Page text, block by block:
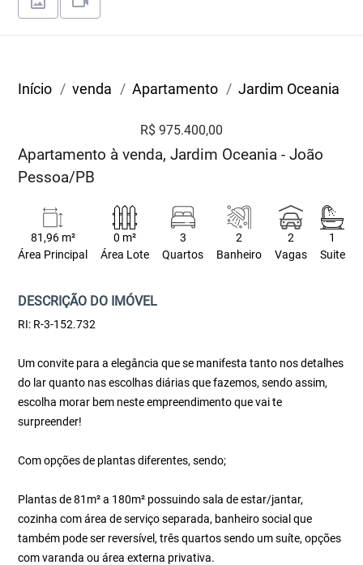
Início venda Apartamento Jardim Oceania
R$ 975.400,00
Apartamento à venda, Jardim Oceania - João
Pessoa/PB
81,96 m²
Área Principal
0 m²
Área Lote
3
Quartos
2
Banheiro
2
Vagas
1
Suite
DESCRIÇÃO DO IMÓVEL
RI: R-3-152.732
Um convite para a elegância que se manifesta tanto nos detalhes
do lar quanto nas escolhas diárias que fazemos, sendo assim,
escolha morar bem neste empreendimento que vai te
surpreender!
Com opções de plantas diferentes, sendo;
Plantas de 81m² a 180m² possuindo sala de estar/jantar,
cozinha com área de serviço separada, banheiro social que
também pode ser reversível, três quartos sendo um suíte, opções
com varanda ou área externa privativa.